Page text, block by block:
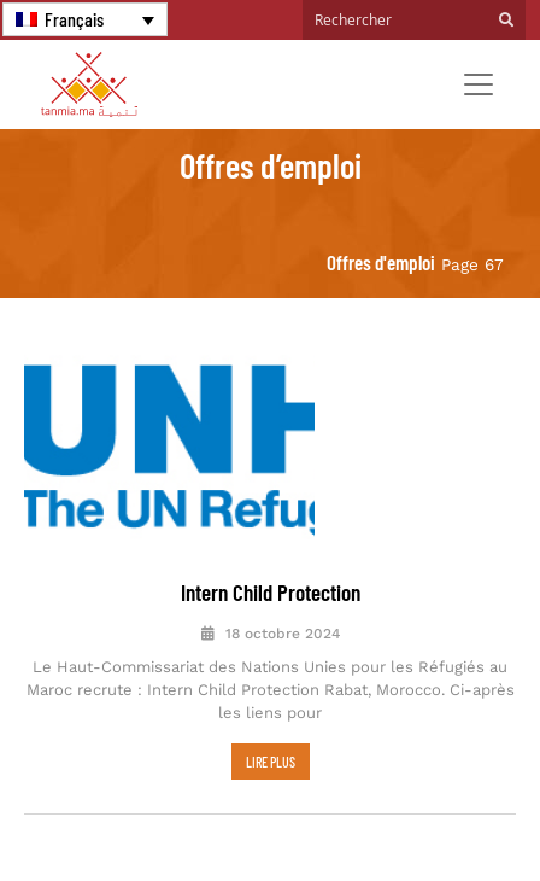
Français
Offres d’emploi
Offres d'emploi Page 67
Intern Child Protection
18 octobre 2024
Le Haut-Commissariat des Nations Unies pour les Réfugiés au
Maroc recrute : Intern Child Protection Rabat, Morocco. Ci-après
les liens pour
LIRE PLUS